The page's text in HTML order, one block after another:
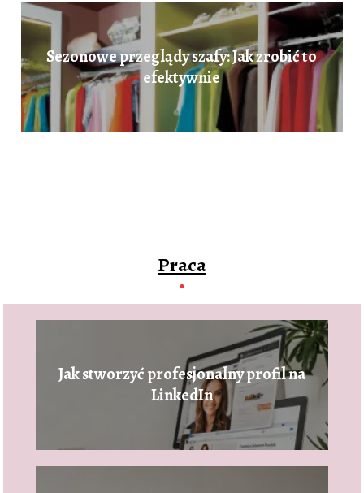
Sezonowe przeglądy szafy: Jak zrobić to
efektywnie
Praca
Jak stworzyć profesjonalny profil na
LinkedIn